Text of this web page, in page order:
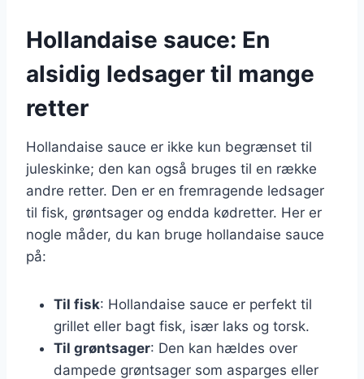
Hollandaise sauce: En
alsidig ledsager til mange
retter
Hollandaise sauce er ikke kun begrænset til
juleskinke; den kan også bruges til en række
andre retter. Den er en fremragende ledsager
til fisk, grøntsager og endda kødretter. Her er
nogle måder, du kan bruge hollandaise sauce
på:
Til fisk: Hollandaise sauce er perfekt til
grillet eller bagt fisk, især laks og torsk.
Til grøntsager: Den kan hældes over
dampede grøntsager som asparges eller